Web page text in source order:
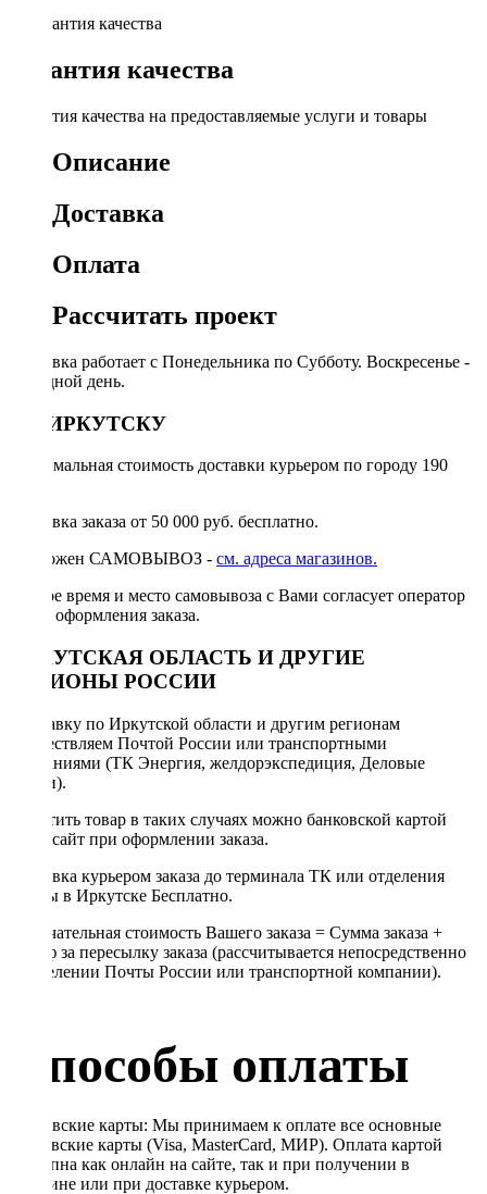
Гарантия качества
Гарантия качества на предоставляемые услуги и товары
Описание
Доставка
Оплата
Рассчитать проект
Доставка работает с Понедельника по Субботу. Воскресенье -
выходной день.
ПО ИРКУТСКУ
Минимальная стоимость доставки курьером по городу 190
Доставка заказа от 50 000 руб. бесплатно.
Возможен САМОВЫВОЗ - см. адреса магазинов.
Точное время и место самовывоза с Вами согласует оператор
после оформления заказа.
ИРКУТСКАЯ ОБЛАСТЬ И ДРУГИЕ
РЕГИОНЫ РОССИИ
Отправку по Иркутской области и другим регионам
осуществляем Почтой России или транспортными
компаниями (ТК Энергия, желдорэкспедиция, Деловые
линии).
Оплатить товар в таких случаях можно банковской картой
через сайт при оформлении заказа.
Доставка курьером заказа до терминала ТК или отделения
Почты в Иркутске Бесплатно.
Окончательная стоимость Вашего заказа = Сумма заказа +
Тариф за пересылку заказа (рассчитывается непосредственно
в отделении Почты России или транспортной компании).
Способы оплаты
Банковские карты: Мы принимаем к оплате все основные
банковские карты (Visa, MasterCard, МИР). Оплата картой
доступна как онлайн на сайте, так и при получении в
магазине или при доставке курьером.